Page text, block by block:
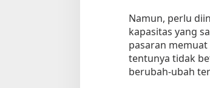
Namun, perlu
kapasitas yang
pasaran
tentunya tidak
berubah-ubah
Di